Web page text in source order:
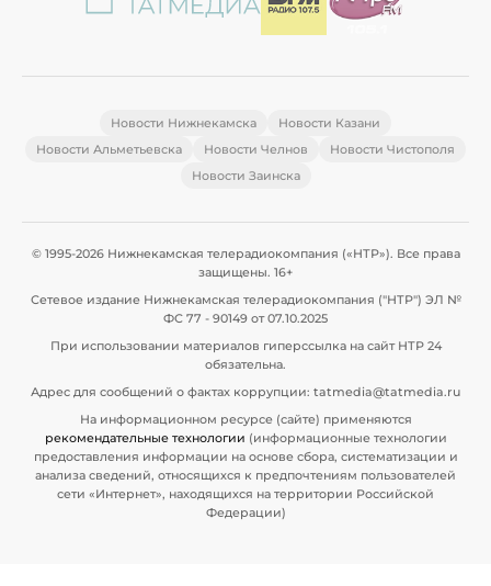
Новости Нижнекамска
Новости Казани
Новости Альметьевска
Новости Челнов
Новости Чистополя
Новости Заинска
© 1995-2026 Нижнекамская телерадиокомпания («НТР»). Все права
защищены. 16+
Сетевое издание Нижнекамская телерадиокомпания ("НТР") ЭЛ №
ФС 77 - 90149 от 07.10.2025
При использовании материалов гиперссылка на сайт НТР 24
обязательна.
Адрес для сообщений о фактах коррупции: tatmedia@tatmedia.ru
На информационном ресурсе (сайте) применяются
рекомендательные технологии (информационные технологии
предоставления информации на основе сбора, систематизации и
анализа сведений, относящихся к предпочтениям пользователей
сети «Интернет», находящихся на территории Российской
Федерации)